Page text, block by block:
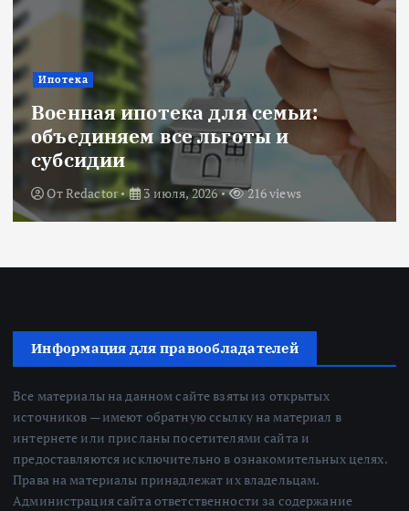
Ипотека
Военная ипотека для семьи:
объединяем все льготы и
субсидии
ОтRedactor 3 июля, 2026 216 views
Информация для правообладателей
Все материалы на данном сайте взяты из открытых
источников — имеют обратную ссылку на материал в
интернете или присланы посетителями сайта и
предоставляются исключительно в ознакомительных целях.
Права на материалы принадлежат их владельцам.
Администрация сайта ответственности за содержание